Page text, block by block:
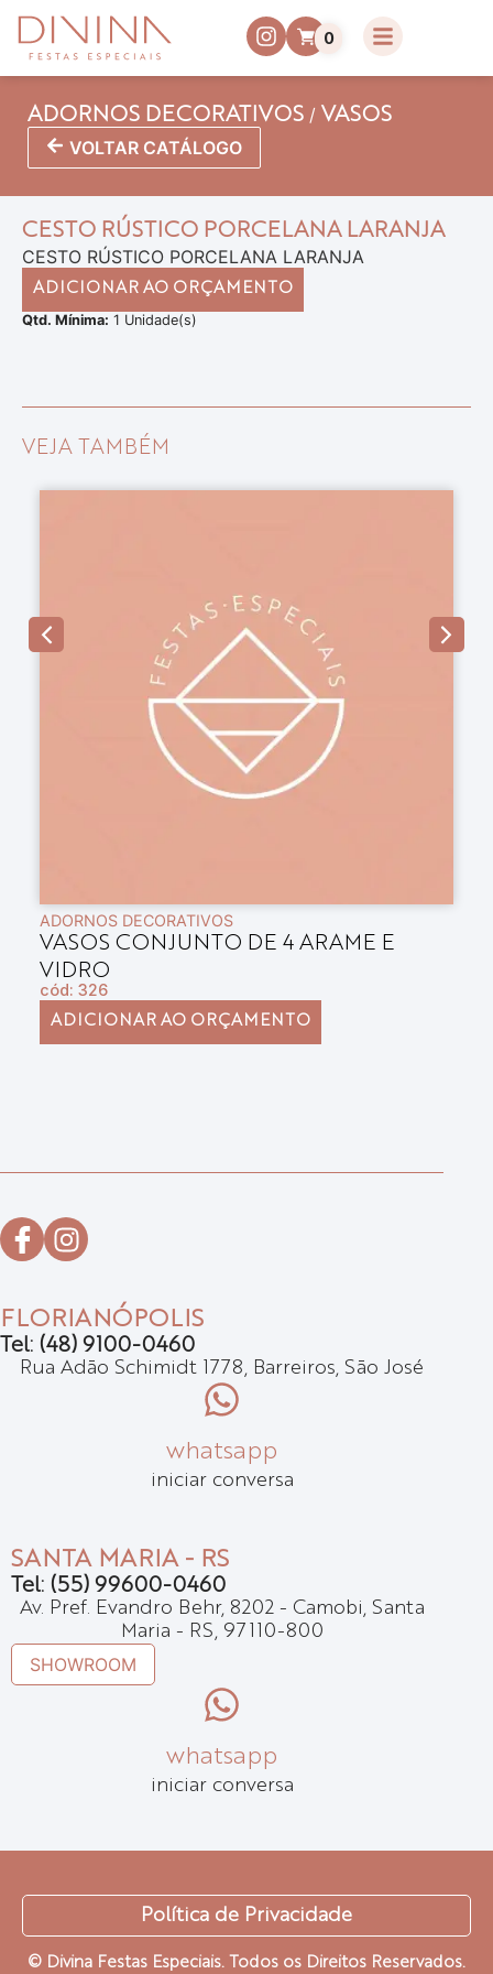
0
ADORNOS DECORATIVOS / VASOS
VOLTAR CATÁLOGO
CESTO RÚSTICO PORCELANA LARANJA
CESTO RÚSTICO PORCELANA LARANJA
ADICIONAR AO ORÇAMENTO
Qtd. Mínima: 1 Unidade(s)
VEJA TAMBÉM
ADORNOS DECORATIVOS
VASOS CONJUNTO DE 4 ARAME E
VIDRO
cód: 326
ADICIONAR AO ORÇAMENTO
FLORIANÓPOLIS
Tel: (48) 9100-0460
Rua Adão Schimidt 1778, Barreiros, São José
whatsapp
iniciar conversa
SANTA MARIA - RS
Tel: (55) 99600-0460
Av. Pref. Evandro Behr, 8202 - Camobi, Santa
Maria - RS, 97110-800
SHOWROOM
whatsapp
iniciar conversa
© Divina Festas Especiais. Todos os Direitos Reservados.
Política de Privacidade